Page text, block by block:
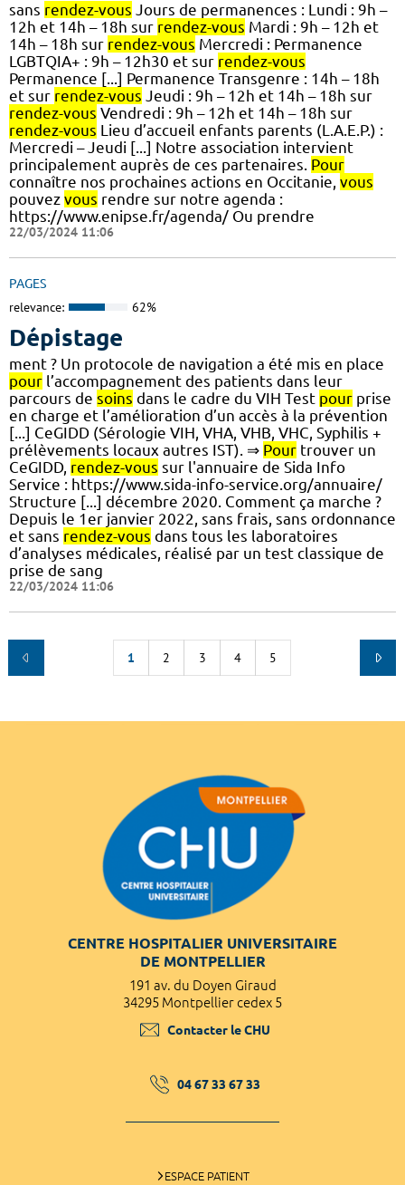
sans rendez-vous Jours de permanences : Lundi : 9h –
12h et 14h – 18h sur rendez-vous Mardi : 9h – 12h et
14h – 18h sur rendez-vous Mercredi : Permanence
LGBTQIA+ : 9h – 12h30 et sur rendez-vous
Permanence [...] Permanence Transgenre : 14h – 18h
et sur rendez-vous Jeudi : 9h – 12h et 14h – 18h sur
rendez-vous Vendredi : 9h – 12h et 14h – 18h sur
rendez-vous Lieu d’accueil enfants parents (L.A.E.P.) :
Mercredi – Jeudi [...] Notre association intervient
principalement auprès de ces partenaires. Pour
connaître nos prochaines actions en Occitanie, vous
pouvez vous rendre sur notre agenda :
https://www.enipse.fr/agenda/ Ou prendre
22/03/2024 11:06
PAGES
relevance: 62%
Dépistage
ment ? Un protocole de navigation a été mis en place
pour l’accompagnement des patients dans leur
parcours de soins dans le cadre du VIH Test pour prise
en charge et l’amélioration d’un accès à la prévention
[...] CeGIDD (Sérologie VIH, VHA, VHB, VHC, Syphilis +
prélèvements locaux autres IST). ⇒ Pour trouver un
CeGIDD, rendez-vous sur l'annuaire de Sida Info
Service : https://www.sida-info-service.org/annuaire/
Structure [...] décembre 2020. Comment ça marche ?
Depuis le 1er janvier 2022, sans frais, sans ordonnance
et sans rendez-vous dans tous les laboratoires
d’analyses médicales, réalisé par un test classique de
prise de sang
22/03/2024 11:06
1 2 3 4 5
CENTRE HOSPITALIER UNIVERSITAIRE
DE MONTPELLIER
191 av. du Doyen Giraud
34295 Montpellier cedex 5
Contacter le CHU
04 67 33 67 33
ESPACE PATIENT